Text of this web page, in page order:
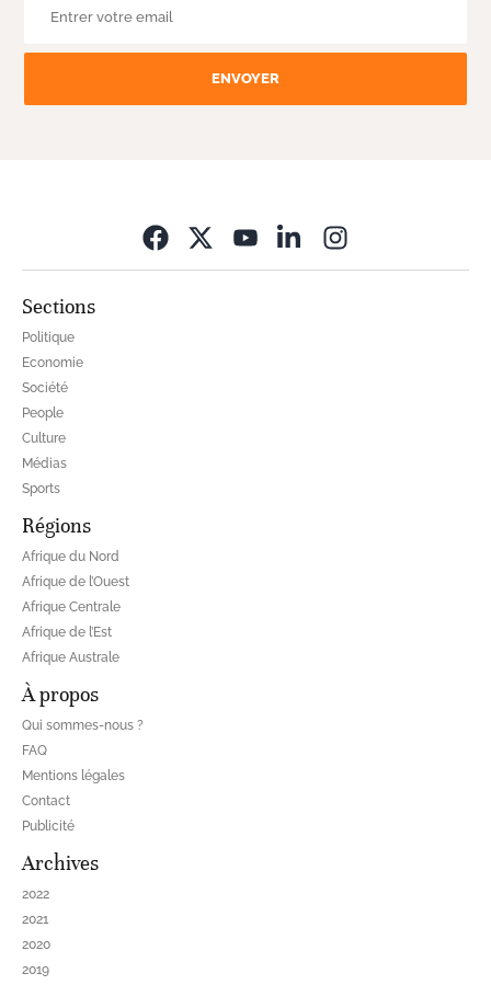
ENVOYER
Sections
Politique
Economie
Société
People
Culture
Médias
Sports
Régions
Afrique du Nord
Afrique de l’Ouest
Afrique Centrale
Afrique de l’Est
Afrique Australe
À propos
Qui sommes-nous ?
FAQ
Mentions légales
Contact
Publicité
Archives
2022
2021
2020
2019